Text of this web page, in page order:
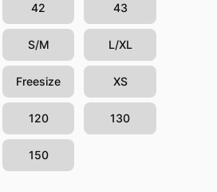
42 43
S/M L/XL
Freesize XS
120 130
150